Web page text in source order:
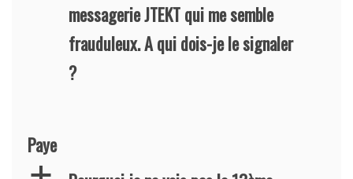
messagerie JTEKT qui me semble
frauduleux. A qui dois-je le signaler
?
Paye